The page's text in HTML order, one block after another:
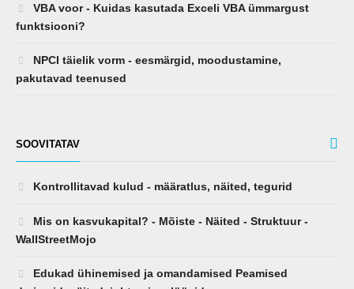
VBA voor - Kuidas kasutada Exceli VBA ümmargust
funktsiooni?
NPCI täielik vorm - eesmärgid, moodustamine,
pakutavad teenused
SOOVITATAV
Kontrollitavad kulud - määratlus, näited, tegurid
Mis on kasvukapital? - Mõiste - Näited - Struktuur -
WallStreetMojo
Edukad ühinemised ja omandamised Peamised